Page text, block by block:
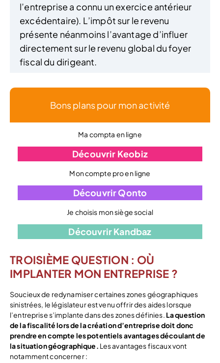
l’entreprise a connu un exercice antérieur
excédentaire). L’impôt sur le revenu
présente néanmoins l’avantage d’influer
directement sur le revenu global du foyer
fiscal du dirigeant.
Bons plans pour mon activité
Ma compta en ligne
Découvrir Keobiz
Mon compte pro en ligne
Découvrir Qonto
Je choisis mon siège social
Découvrir Kandbaz
TROISIÈME QUESTION : OÙ
IMPLANTER MON ENTREPRISE ?
Soucieux de redynamiser certaines zones géographiques
sinistrées, le législateur est venu offrir des aides lorsque
l’entreprise s’implante dans des zones définies. La question
de la fiscalité lors de la création d’entreprise doit donc
prendre en compte les potentiels avantages découlant de
la situation géographique. Les avantages fiscaux vont
notamment concerner :